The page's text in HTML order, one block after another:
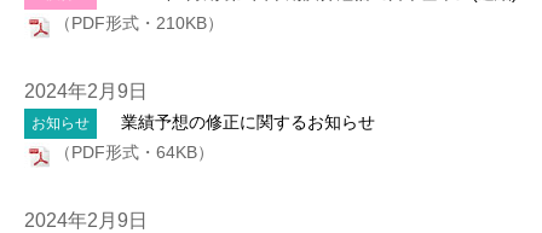
（PDF形式・210KB）
2024年2月9日
お知らせ
業績予想の修正に関するお知らせ
（PDF形式・64KB）
2024年2月9日